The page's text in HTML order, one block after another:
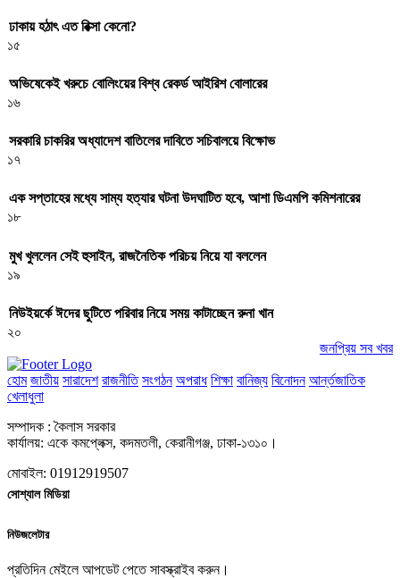
ঢাকায় হঠাৎ এত রিক্সা কেনো?
১৫
অভিষেকেই খরুচে বোলিংয়ের বিশ্ব রেকর্ড আইরিশ বোলারের
১৬
সরকারি চাকরির অধ্যাদেশ বাতিলের দাবিতে সচিবালয়ে বিক্ষোভ
১৭
এক সপ্তাহের মধ্যে সাম্য হত্যার ঘটনা উদঘাটিত হবে, আশা ডিএমপি কমিশনারের
১৮
মুখ খুললেন সেই হুসাইন, রাজনৈতিক পরিচয় নিয়ে যা বললেন
১৯
নিউইয়র্কে ঈদের ছুটিতে পরিবার নিয়ে সময় কাটাচ্ছেন রুনা খান
২০
জনপ্রিয় সব খবর
হোম জাতীয় সারাদেশ রাজনীতি সংগঠন অপরাধ শিক্ষা বানিজ্য বিনোদন আর্ন্তজাতিক
খেলাধুলা
সম্পাদক : কৈলাস সরকার
কার্যালয়: একে কমপ্লেক্স, কদমতলী, কেরানীগঞ্জ, ঢাকা-১৩১০।
মোবাইল: 01912919507
সোশ্যাল মিডিয়া
নিউজলেটার
প্রতিদিন মেইলে আপডেট পেতে সাবস্ক্রাইব করুন।